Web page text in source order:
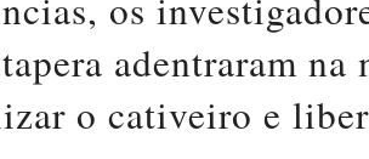
adentraram na
o cativeiro e